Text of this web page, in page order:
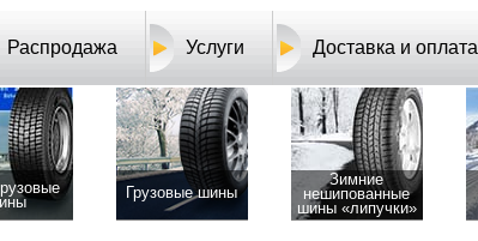
Распродажа Услуги Доставка и оплата
Грузовые шины
Зимние
нешипованные
шины «липучки»